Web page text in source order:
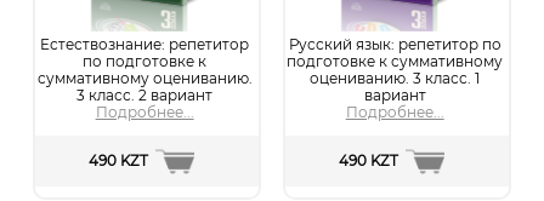
Естествознание: репетитор
по подготовке к
суммативному оцениванию.
3 класс. 2 вариант
Подробнее...
490 KZT
Русский язык: репетитор по
подготовке к суммативному
оцениванию. 3 класс. 1
вариант
Подробнее...
490 KZT